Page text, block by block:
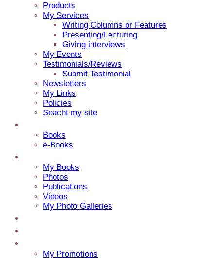
Products
My Services
Writing Columns or Features
Presenting/Lecturing
Giving interviews
My Events
Testimonials/Reviews
Submit Testimonial
Newsletters
My Links
Policies
Seacht my site
Books
e-Books
My Books
Photos
Publications
Videos
My Photo Galleries
My Promotions